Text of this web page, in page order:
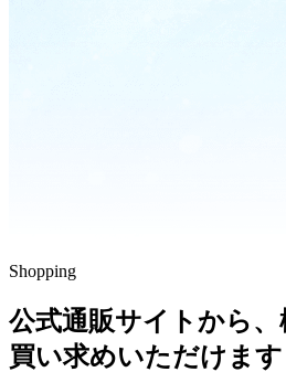
Shopping
公式通販サイトから
買い求めいただけます